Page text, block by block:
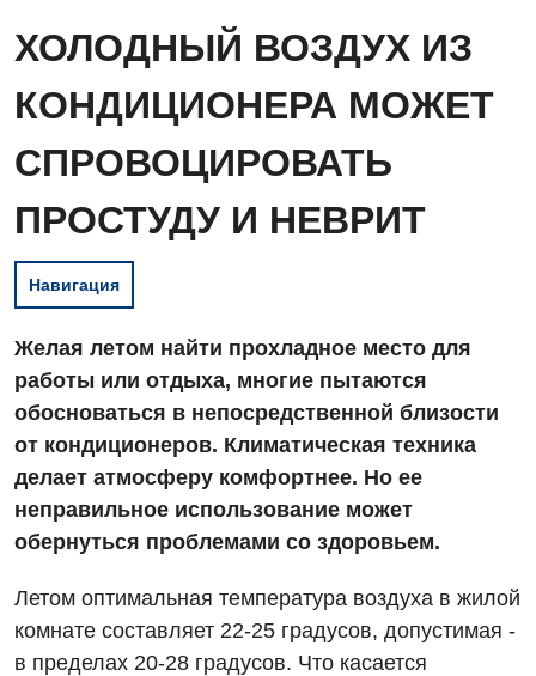
ХОЛОДНЫЙ ВОЗДУХ ИЗ
КОНДИЦИОНЕРА МОЖЕТ
СПРОВОЦИРОВАТЬ
ПРОСТУДУ И НЕВРИТ
Навигация
Желая летом найти прохладное место для
работы или отдыха, многие пытаются
обосноваться в непосредственной близости
от кондиционеров. Климатическая техника
делает атмосферу комфортнее. Но ее
неправильное использование может
обернуться проблемами со здоровьем.
Летом оптимальная температура воздуха в жилой
комнате составляет 22-25 градусов, допустимая -
в пределах 20-28 градусов. Что касается